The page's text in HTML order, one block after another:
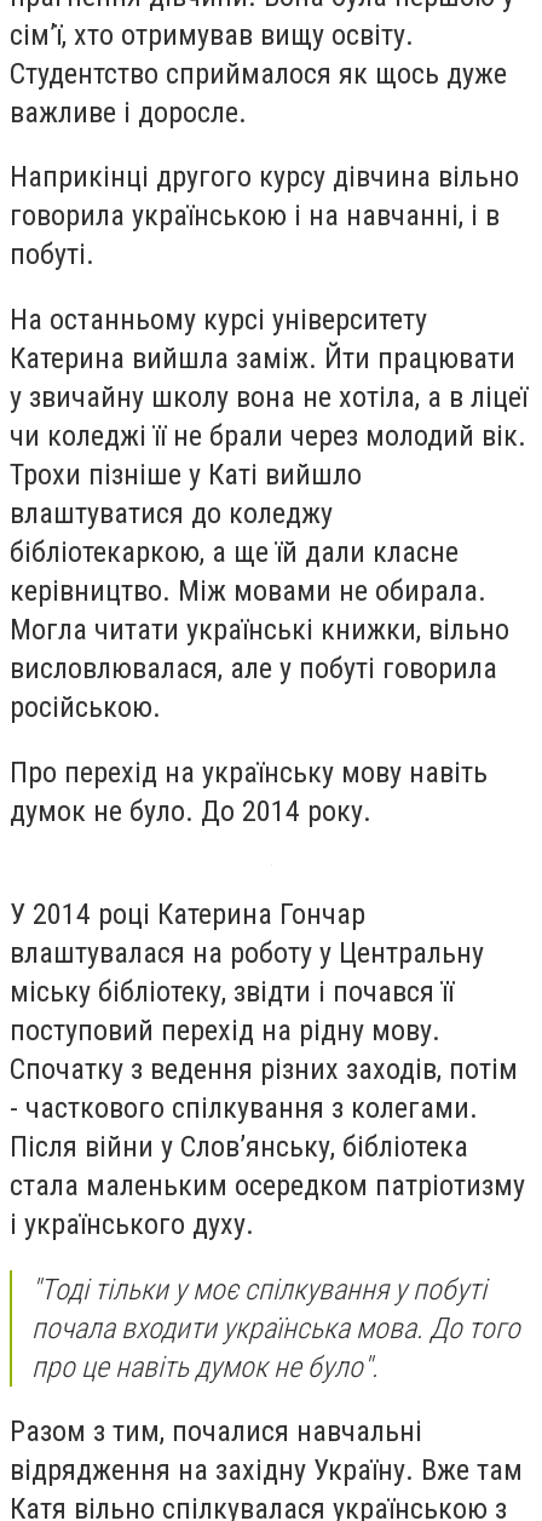
сім’ї, хто отримував вищу освіту.
Студентство сприймалося як щось дуже
важливе і доросле.
Наприкінці другого курсу дівчина вільно
говорила українською і на навчанні, і в
побуті.
На останньому курсі університету
Катерина вийшла заміж. Йти працювати
у звичайну школу вона не хотіла, а в ліцеї
чи коледжі її не брали через молодий вік.
Трохи пізніше у Каті вийшло
влаштуватися до коледжу
бібліотекаркою, а ще їй дали класне
керівництво. Між мовами не обирала.
Могла читати українські книжки, вільно
висловлювалася, але у побуті говорила
російською.
Про перехід на українську мову навіть
думок не було. До 2014 року.
У 2014 році Катерина Гончар
влаштувалася на роботу у Центральну
міську бібліотеку, звідти і почався її
поступовий перехід на рідну мову.
Спочатку з ведення різних заходів, потім
- часткового спілкування з колегами.
Після війни у Слов’янську, бібліотека
стала маленьким осередком патріотизму
і українського духу.
"Тоді тільки у моє спілкування у побуті
почала входити українська мова. До того
про це навіть думок не було".
Разом з тим, почалися навчальні
відрядження на західну Україну. Вже там
Катя вільно спілкувалася українською з